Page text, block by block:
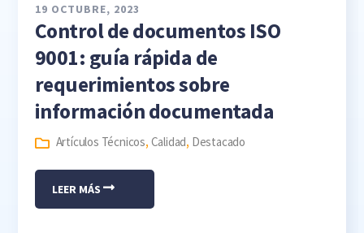
19 OCTUBRE, 2023
Control de documentos ISO
9001: guía rápida de
requerimientos sobre
información documentada
Artículos Técnicos, Calidad, Destacado
LEER MÁS